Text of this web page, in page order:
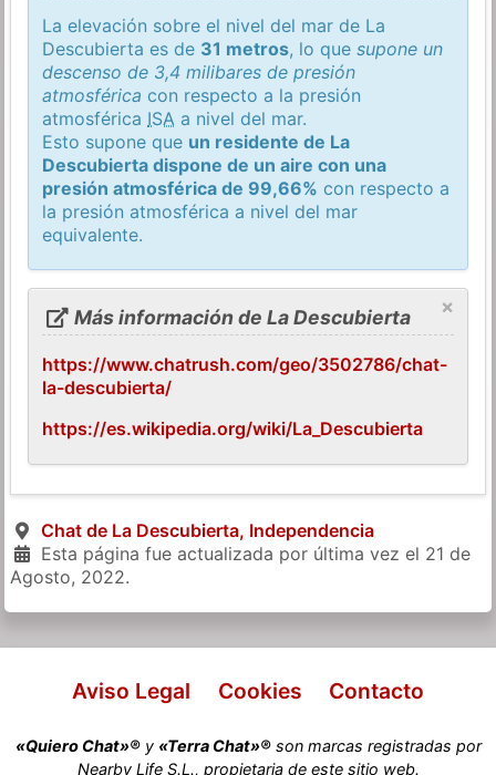
La elevación sobre el nivel del mar de La
Descubierta es de 31 metros, lo quesupone un
descenso de 3,4 milibares de presión
atmosférica con respecto a la presión
atmosférica ISA a nivel del mar.
Esto supone que un residente de La
Descubierta dispone de un aire con una
presión atmosférica de 99,66% con respecto a
la presión atmosférica a nivel del mar
equivalente.
×
Más información de La Descubierta
https://www.chatrush.com/geo/3502786/chat-
la-descubierta/
https://es.wikipedia.org/wiki/La_Descubierta
Chat de La Descubierta, Independencia
Esta página fue actualizada por última vez el 21 de
Agosto, 2022.
Aviso Legal Cookies Contacto
«Quiero Chat»®y «Terra Chat»®son marcas registradas por
Nearby Life S.L., propietaria de este sitio web.